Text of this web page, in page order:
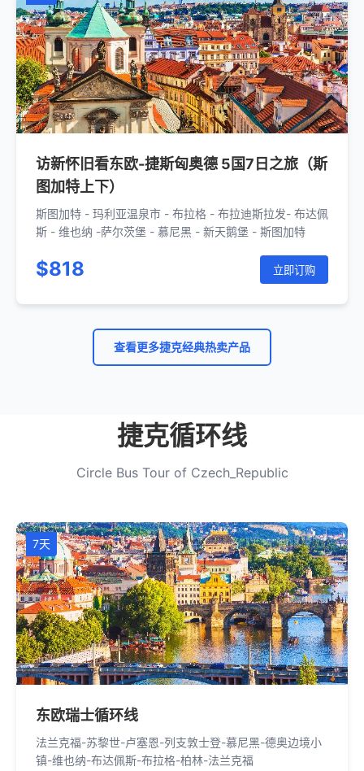
访新怀旧看东欧-捷斯匈奥德 5国7日之旅（斯
图加特上下）
斯图加特 - 玛利亚温泉市 - 布拉格 - 布拉迪斯拉发- 布达佩
斯 - 维也纳 -萨尔茨堡 - 慕尼黑 - 新天鹅堡 - 斯图加特
$818 立即订购
查看更多捷克经典热卖产品
捷克循环线
Circle Bus Tour of Czech_Republic
7天
东欧瑞士循环线
法兰克福-苏黎世-卢塞恩-列支敦士登-慕尼黑-德奥边境小
镇-维也纳-布达佩斯-布拉格-柏林-法兰克福